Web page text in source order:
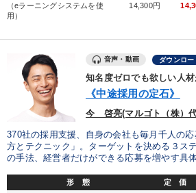
（eラーニングシステムを使
用）
14,300円
音声・動画 ダウンロー
知名度ゼロでも欲しい人
《中途採用の定石》
今 啓亮(マルゴト（株）
370社の採用支援、自身の会社も毎月千人の
方とテクニック」。ターゲットを決める３ス
の手法、経営者だけができる応募を増やす具
形 態 定 価